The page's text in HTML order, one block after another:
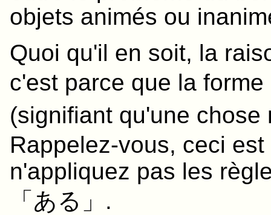
objets animés ou
Quoi qu'il en soit, la
c'est parce que la
(signifiant qu'une chose
Rappelez-vous, ceci
n'appliquez pas les
「 ある 」.